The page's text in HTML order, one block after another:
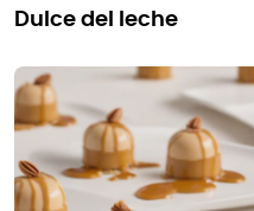
dulce del leche